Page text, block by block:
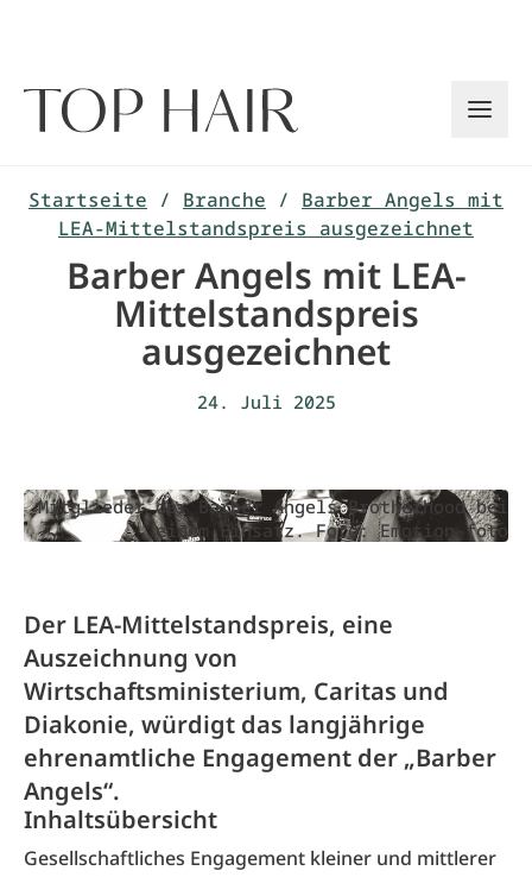
Startseite / Branche / Barber Angels mit
LEA-Mittelstandspreis ausgezeichnet
Barber Angels mit LEA-
Mittelstandspreis
ausgezeichnet
24. Juli 2025
Mitglieder der Barber Angels Brotherhood bei
einem Einsatz. Foto: Emotion-foto
Der LEA-Mittelstandspreis, eine
Auszeichnung von
Wirtschaftsministerium, Caritas und
Diakonie, würdigt das langjährige
ehrenamtliche Engagement der „Barber
Angels“.
Inhaltsübersicht
Gesellschaftliches Engagement kleiner und mittlerer